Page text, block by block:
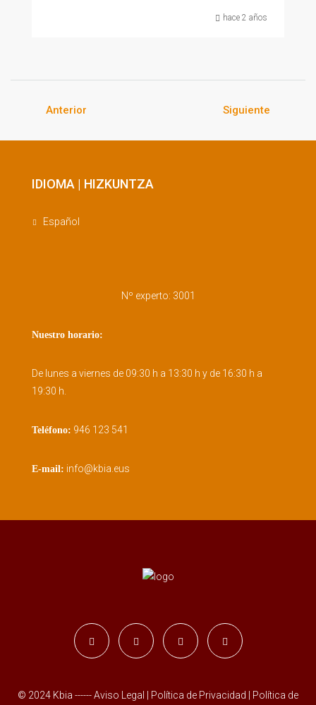
hace 2 años
Anterior Siguiente
IDIOMA | HIZKUNTZA
Español
Nº experto: 3001
Nuestro horario:
De lunes a viernes de 09:30 h a 13:30 h y de 16:30 h a
19:30 h.
Teléfono: 946 123 541
E-mail: info@kbia.eus
© 2024 Kbia ------Aviso Legal Política de Privacidad Política de